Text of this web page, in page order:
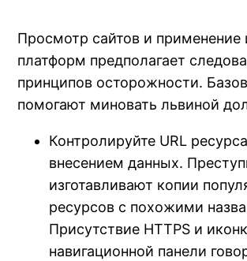
Просмотр сайтов и применение
платформ предполагает
принципов осторожности.
помогают миновать львиной
Контролируйте URL
внесением данных.
изготавливают копии
ресурсов с похожими
Присутствие HTTPS и
навигационной панели